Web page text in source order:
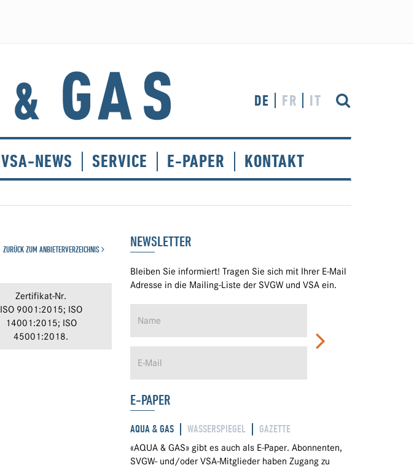
DE FR IT
VSA-NEWS SERVICE E-PAPER KONTAKT
ZURÜCK ZUM ANBIETERVERZEICHNIS
Zertifikat-Nr.
ISO 9001:2015; ISO
14001:2015; ISO
45001:2018.
NEWSLETTER
Bleiben Sie informiert! Tragen Sie sich mit Ihrer E-Mail
Adresse in die Mailing-Liste der SVGW und VSA ein.
E-PAPER
AQUA & GAS WASSERSPIEGEL GAZETTE
«AQUA & GAS» gibt es auch als E-Paper. Abonnenten,
SVGW- und/oder VSA-Mitglieder haben Zugang zu